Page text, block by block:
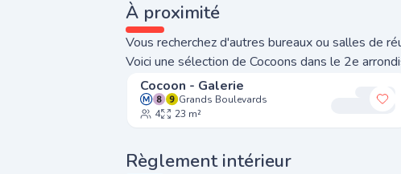
À proximité
Vous recherchez d'autres bureaux ou salles de
Voici une sélection de Cocoons dans le 2e
Cocoon - Galerie
Grands Boulevards
4
23 m²
Règlement intérieur